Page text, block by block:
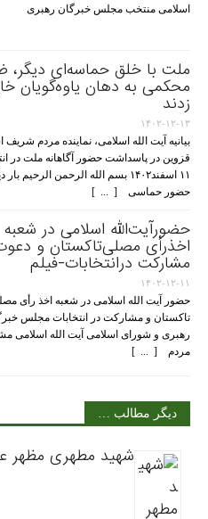
اسلامی منتخب مجلس خبرگان رهبری
ملت با خلق حماسه‌ای دیگر،
محکمی به دهان یاوه‌گویان
زدند
۱۴۰۲-۱۲-۱۳
بیانیه آیت الله اسلامی، نماینده مردم شریف
قزوین در پاسداشت حضور آگاهانه ملت در
۱۱ اسفند۱۴۰۲ بسم الله الرحمن الرحیم بار
حضور حماسی [ ... ]
حضورآیت‌الله اسلامی در شعبه
اخذرأی مصلی‌تاکستان و
مشارکت درانتخابات-فیلم
۱۴۰۲-۱۲-۱۱
حضور آیت الله اسلامی در شعبه اخذ رأی
تاکستان و مشارکت در انتخابات مجلس
رهبری و شورای اسلامی آیت الله اسلامی
مردم [ ... ]
دیگر مطالب …
شهید مطهری مظهر